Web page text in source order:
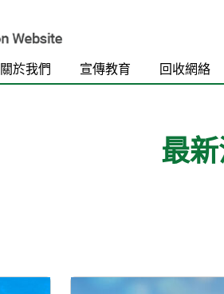
關於我們 宣傳教育 回收網絡
最